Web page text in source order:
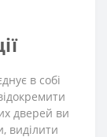
в собі
дверей ви
виділити